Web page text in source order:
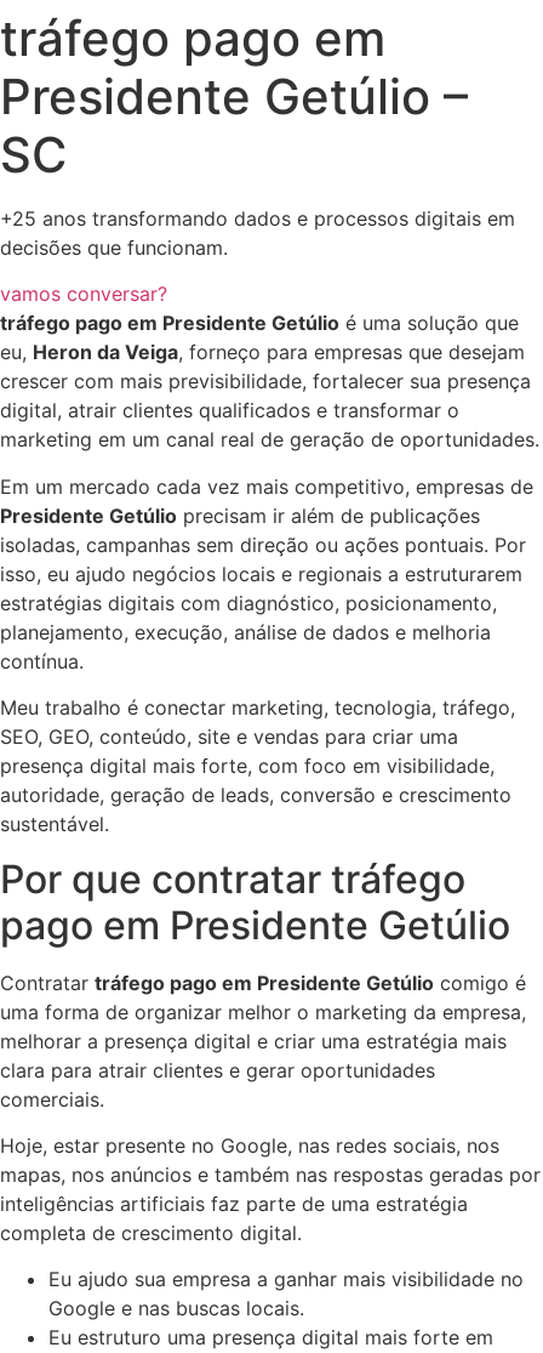
tráfego pago em
Presidente Getúlio –
SC
+25 anos transformando dados e processos digitais em
decisões que funcionam.
vamos conversar?
tráfego pago em Presidente Getúlio é uma solução que
eu, Heron da Veiga, forneço para empresas que desejam
crescer com mais previsibilidade, fortalecer sua presença
digital, atrair clientes qualificados e transformar o
marketing em um canal real de geração de oportunidades.
Em um mercado cada vez mais competitivo, empresas de
Presidente Getúlio precisam ir além de publicações
isoladas, campanhas sem direção ou ações pontuais. Por
isso, eu ajudo negócios locais e regionais a estruturarem
estratégias digitais com diagnóstico, posicionamento,
planejamento, execução, análise de dados e melhoria
contínua.
Meu trabalho é conectar marketing, tecnologia, tráfego,
SEO, GEO, conteúdo, site e vendas para criar uma
presença digital mais forte, com foco em visibilidade,
autoridade, geração de leads, conversão e crescimento
sustentável.
Por que contratar tráfego
pago em Presidente Getúlio
Contratar tráfego pago em Presidente Getúlio comigo é
uma forma de organizar melhor o marketing da empresa,
melhorar a presença digital e criar uma estratégia mais
clara para atrair clientes e gerar oportunidades
comerciais.
Hoje, estar presente no Google, nas redes sociais, nos
mapas, nos anúncios e também nas respostas geradas por
inteligências artificiais faz parte de uma estratégia
completa de crescimento digital.
Eu ajudo sua empresa a ganhar mais visibilidade no
Google e nas buscas locais.
Eu estruturo uma presença digital mais forte em